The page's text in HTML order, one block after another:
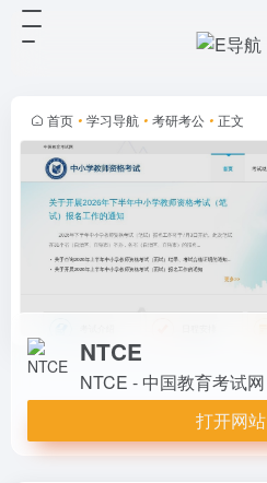
首页 • 学习导航 • 考研考公 • 正文
NTCE
NTCE - 中国教育考试网
打开网站